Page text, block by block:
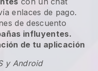
enlaces de pago.
de descuento
influyentes.
de tu aplicación
y Android